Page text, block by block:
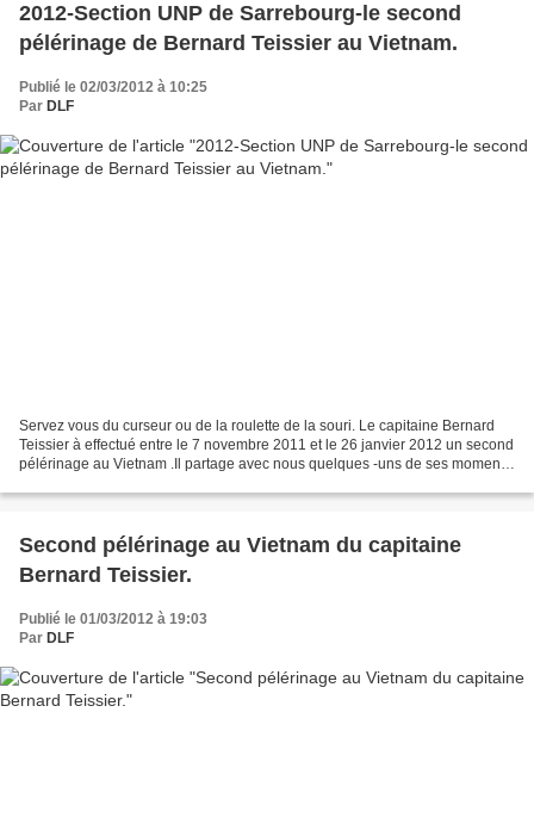
2012-Section UNP de Sarrebourg-le second
pélérinage de Bernard Teissier au Vietnam.
Publié le 02/03/2012 à 10:25
Par DLF
Servez vous du curseur ou de la roulette de la souri. Le capitaine Bernard
Teissier à effectué entre le 7 novembre 2011 et le 26 janvier 2012 un second
pélérinage au Vietnam .Il partage avec nous quelques -uns de ses moments
Second pélérinage au Vietnam du capitaine
Bernard Teissier.
Publié le 01/03/2012 à 19:03
Par DLF